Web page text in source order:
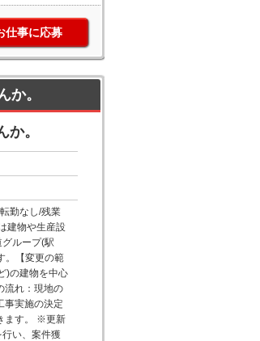
仕事に応募
か。
。
勤なし/残業
建物や生産設
ループ(駅
。【変更の範
)の建物を中心
流れ：現地の
事実施の決定
ます。 ※更新
い、案件獲